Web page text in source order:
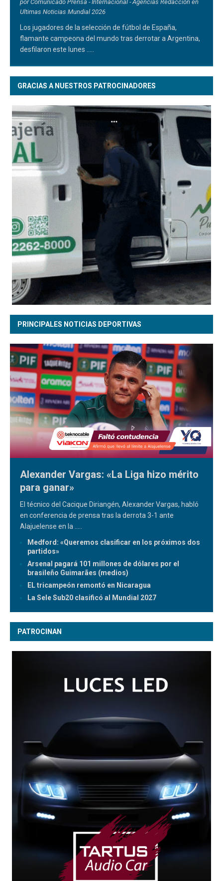
por Comunicado Prensa - Internacional - Agencias Redacción en
Ultimas Noticias Mundial 2026
Los jugadores de la selección de fútbol de España,
flamante campeona del mundo tras derrotar a Argentina,
desfilaron este lunes
GRACIAS A NUESTROS PATROCINADORES
PRINCIPALES NOTICIAS DEPORTIVAS
Alexander Vargas: «La Liga hizo mérito
para ganar»
El técnico del Cacique Diriangén, Alexander Vargas, habló
en conferencia de prensa tras la derrota 3-1 ante
Alajuelense en la
Medford: «Queremos clasificar en los próximos dos
partidos»
Arsenal pagará 101 millones de dólares por el
brasileño Guimarães (medios)
EL tricampeón remontó en Nicaragua
La Sele Sub20 clasificó al Mundial 2027
PATROCINAN